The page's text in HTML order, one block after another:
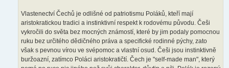
Vlastenectví Čechů je odlišné od patriotismu Poláků, kteří mají
aristokratickou tradici a instinktivní respekt k rodovému původu. Češi
vykročili do světa bez mocných známostí, které by jim podaly pomocnou
ruku bez určitého dědičného práva a specifické rodinné pýchy, zato
však s pevnou vírou ve svépomoc a vlastní osud. Češi jsou instinktivně
buržoazní, zatímco Poláci aristokratičtí. Čech je "self-made man", který